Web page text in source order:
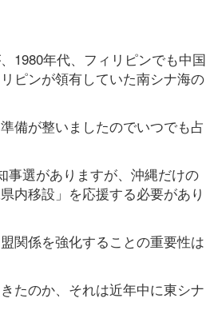
1980年代、フィリピンでも中国
ピンが領有していた南シナ海の
備が整いましたのでいつでも占
事選がありますが、沖縄だけの
内移設」を応援する必要があり
関係を強化することの重要性は
たのか、それは近年中に東シナ